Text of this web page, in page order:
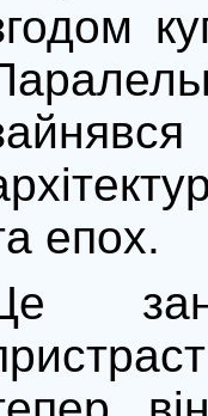
епох.